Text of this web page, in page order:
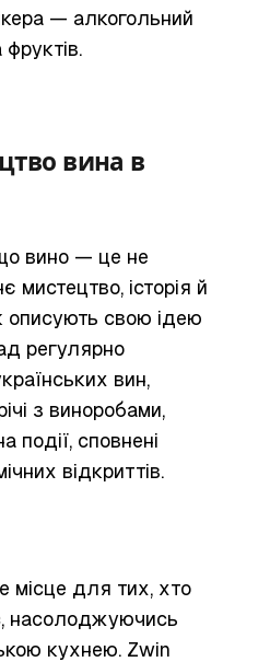
— алкогольний
вина в
вино — це не
мистецтво, історія й
описують свою ідею
регулярно
вин,
з виноробами,
події, сповнені
відкриттів.
місце для тих, хто
насолоджуючись
кухнею. Zwin